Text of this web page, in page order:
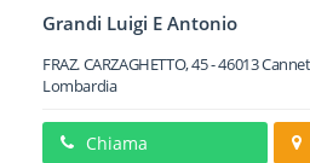
Grandi Luigi E Antonio
FRAZ. CARZAGHETTO, 45-46013
Lombardia
Chiama